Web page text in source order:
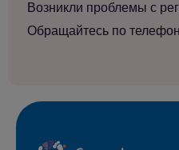
Возникли проблемы с
Обращайтесь по